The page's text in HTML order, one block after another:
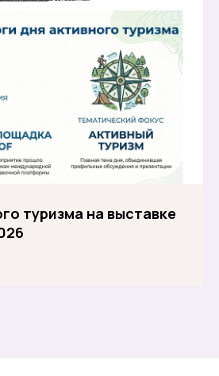
туризма на выставке